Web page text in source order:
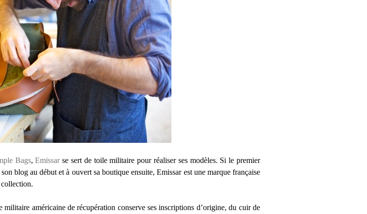
Bags,Emissarse sert de toile militaire pour réaliser ses modèles. Si le premier
blog au début et à ouvert sa boutique ensuite, Emissar est une marque française
américaine de récupération conserve ses inscriptions d’origine, du cuir de